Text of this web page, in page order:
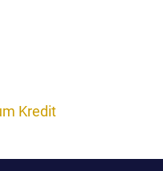
Kredit